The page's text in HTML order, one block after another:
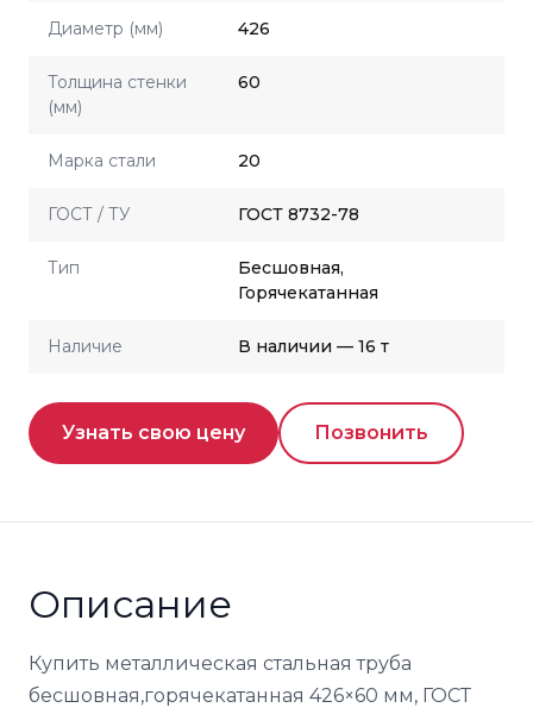
Диаметр (мм) 426
Толщина стенки
(мм)
60
Марка стали 20
ГОСТ / ТУ ГОСТ 8732-78
Тип
Бесшовная,
Горячекатанная
Наличие В наличии — 16 т
Узнать свою цену Позвонить
Описание
Купить металлическая стальная труба
бесшовная,горячекатанная 426×60 мм, ГОСТ